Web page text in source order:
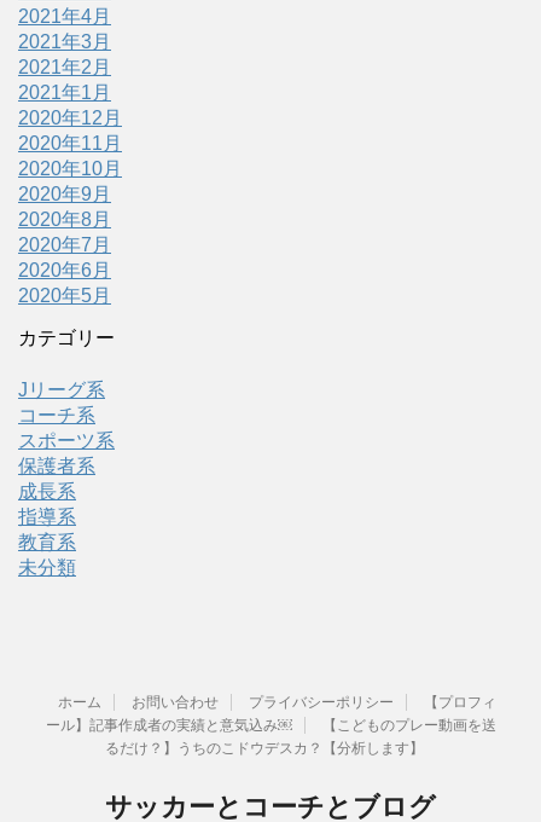
2021年4月
2021年3月
2021年2月
2021年1月
2020年12月
2020年11月
2020年10月
2020年9月
2020年8月
2020年7月
2020年6月
2020年5月
カテゴリー
Jリーグ系
コーチ系
スポーツ系
保護者系
成長系
指導系
教育系
未分類
ホーム お問い合わせ プライバシーポリシー
【プロフィ
ール】記事作成者の実績と意気込み￼
【こどものプレー動画を送
るだけ？】うちのこドウデスカ？【分析します】
サッカーとコーチとブログ